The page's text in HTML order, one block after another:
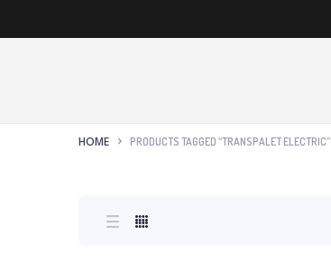
HOME PRODUCTS TAGGED “TRANSPALET ELECTRIC”